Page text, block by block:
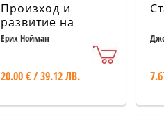
Произход и
развитие на
съзнанието
Ерих Нойман
20.00 € / 39.12 ЛВ.